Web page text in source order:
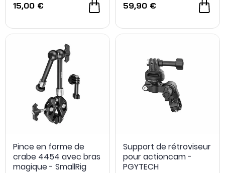
15,00 € 59,90 €
Pince en forme de
crabe 4454 avec bras
magique - SmallRig
Support de rétroviseur
pour actioncam -
PGYTECH